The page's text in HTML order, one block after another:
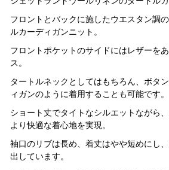
フロントとバックに施したウエスタン調
ルカーディガンニット。
フロントポケットのサイドにはレザーを
ス。
タートルネックとしてはもちろん、ボタ
ィガンのように着用することも可能です。
ショート丈でタイトなシルエットながら
より快適な着心地を実現。
袖口のリブは長め、着丈はやや短めにし
出しています。